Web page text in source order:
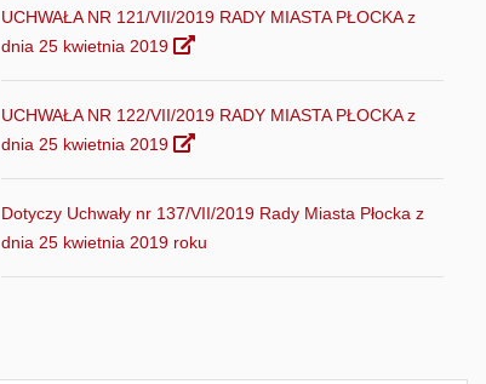
UCHWAŁA NR 121/VII/2019 RADY MIASTA PŁOCKA z
dnia 25 kwietnia 2019
UCHWAŁA NR 122/VII/2019 RADY MIASTA PŁOCKA z
dnia 25 kwietnia 2019
Dotyczy Uchwały nr 137/VII/2019 Rady Miasta Płocka z
dnia 25 kwietnia 2019 roku